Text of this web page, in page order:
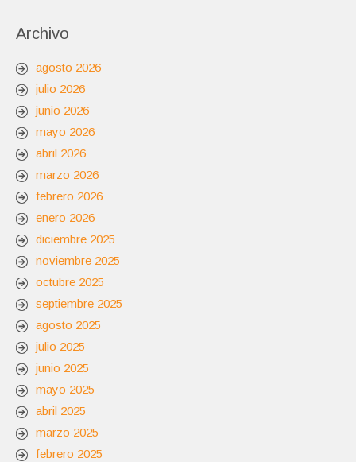
Archivo
agosto 2026
julio 2026
junio 2026
mayo 2026
abril 2026
marzo 2026
febrero 2026
enero 2026
diciembre 2025
noviembre 2025
octubre 2025
septiembre 2025
agosto 2025
julio 2025
junio 2025
mayo 2025
abril 2025
marzo 2025
febrero 2025